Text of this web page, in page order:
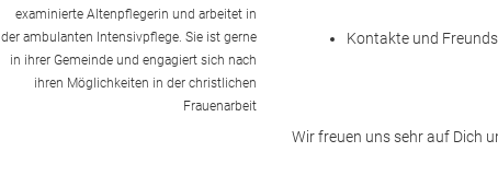
Kontakte und
Wir freuen uns sehr auf Dich
examinierte Altenpflegerin und arbeitet in
der ambulanten Intensivpflege. Sie ist gerne
in ihrer Gemeinde und engagiert sich nach
ihren Möglichkeiten in der christlichen
Frauenarbeit